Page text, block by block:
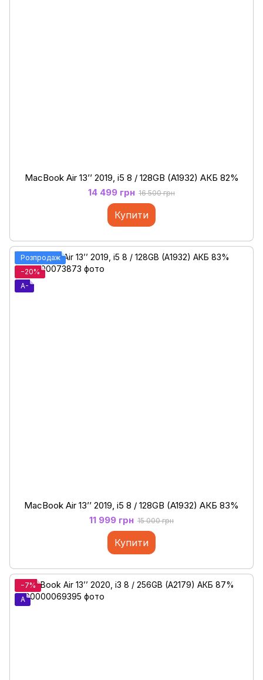
MacBook Air 13’’ 2019, i5 8 / 128GB (A1932) АКБ 82%
14 499 грн 16 500 грн
Купити
Розпродаж
−20%
A-
MacBook Air 13’’ 2019, i5 8 / 128GB (A1932) АКБ 83%
11 999 грн 15 000 грн
Купити
−7%
A